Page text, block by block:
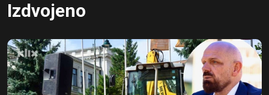
Izdvojeno